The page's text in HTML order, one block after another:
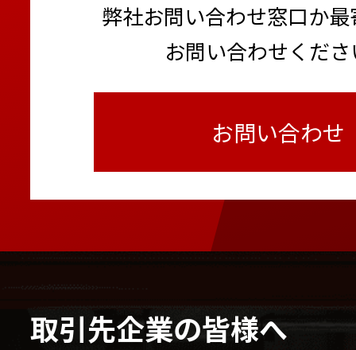
弊社お問い合わせ窓口か
お問い合わせくだ
お問い合わせ
取引先企業の皆様へ